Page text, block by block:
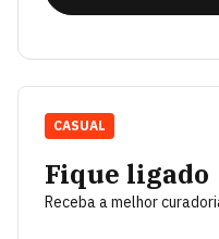
Fique ligado
Receba a melhor
CASUAL